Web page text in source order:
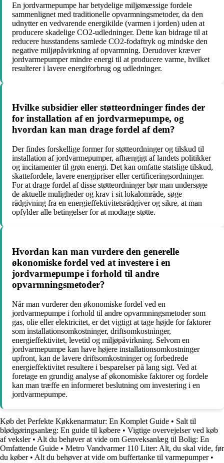
En jordvarmepumpe har betydelige miljømæssige fordele
sammenlignet med traditionelle opvarmningsmetoder, da den
udnytter en vedvarende energikilde (varmen i jorden) uden at
producere skadelige CO2-udledninger. Dette kan bidrage til at
reducere husstandens samlede CO2-fodaftryk og mindske den
negative miljøpåvirkning af opvarmning. Derudover kræver
jordvarmepumper mindre energi til at producere varme, hvilket
resulterer i lavere energiforbrug og udledninger.
Hvilke subsidier eller støtteordninger findes der
for installation af en jordvarmepumpe, og
hvordan kan man drage fordel af dem?
Der findes forskellige former for støtteordninger og tilskud til
installation af jordvarmepumper, afhængigt af landets politikker
og incitamenter til grøn energi. Det kan omfatte statslige tilskud,
skattefordele, lavere energipriser eller certificeringsordninger.
For at drage fordel af disse støtteordninger bør man undersøge
de aktuelle muligheder og krav i sit lokalområde, søge
rådgivning fra en energieffektivitetsrådgiver og sikre, at man
opfylder alle betingelser for at modtage støtte.
Hvordan kan man vurdere den generelle
økonomiske fordel ved at investere i en
jordvarmepumpe i forhold til andre
opvarmningsmetoder?
Når man vurderer den økonomiske fordel ved en
jordvarmepumpe i forhold til andre opvarmningsmetoder som
gas, olie eller elektricitet, er det vigtigt at tage højde for faktorer
som installationsomkostninger, driftsomkostninger,
energieffektivitet, levetid og miljøpåvirkning. Selvom en
jordvarmepumpe kan have højere installationsomkostninger
upfront, kan de lavere driftsomkostninger og forbedrede
energieffektivitet resultere i besparelser på lang sigt. Ved at
foretage en grundig analyse af økonomiske faktorer og fordele
kan man træffe en informeret beslutning om investering i en
jordvarmepumpe.
Køb det Perfekte Køkkenarmatur: En Komplet Guide • Salt til
blødgøringsanlæg: En guide til købere • Vigtige overvejelser ved køb
af veksler• Alt du behøver at vide om Genveksanlæg til Bolig: En
Omfattende Guide • Metro Vandvarmer 110 Liter: Alt, du skal vide, før
du køber• Alt du behøver at vide om buffertanke til varmepumper•